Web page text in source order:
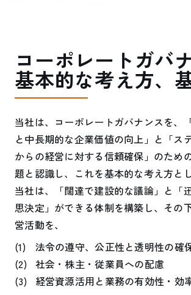
コーポレートガバ
基本的な考え方、
当社は、コーポレートガバナンスを、
と中長期的な企業価値の向上」と「ス
からの経営に対する信頼確保」のため
題と認識し、これを基本的な考え方と
当社は、「闊達で建設的な議論」と「
思決定」ができる体制を構築し、その
営活動を、
法令の遵守、公正性と透明性の確
社会・株主・従業員への配慮
経営資源活用と業務の有効性・効